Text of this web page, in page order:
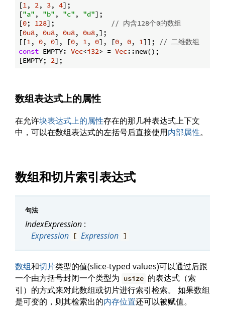
[1, 2, 3, 4];
["a" , "b" , "c" , "d"];
[0; 128];
// 内含128个0的数组
[0u8, 0u8, 0u8, 0u8,];
[[1, 0, 0], [0, 1, 0], [0, 0, 1]];
// 二维数组
const EMPTY: Vec<i32> = Vec::new();
[EMPTY; 2
数组表达式上的属性
在允许块表达式上的属性存在的那几种表达式上下文
中，可以在数组表达式的左括号后直接使用内部属性。
数组和切片索引表达式
句法
IndexExpression :
Expression
[ Expression ]
数组和切片类型的值(slice-typed values)可以通过后跟
一个由方括号封闭一个类型为 usize 的表达式（索
引）的方式来对此数组或切片进行索引检索。 如果数组
是可变的，则其检索出的内存位置还可以被赋值。